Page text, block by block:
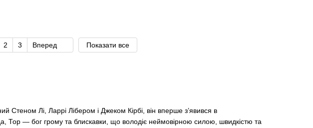
Стеном Лі, Ларрі Лібером і Джеком Кірбі, він вперше з’явився в
Тор — бог грому та блискавки, що володіє неймовірною силою, швидкістю та
2 3 Вперед Показати все